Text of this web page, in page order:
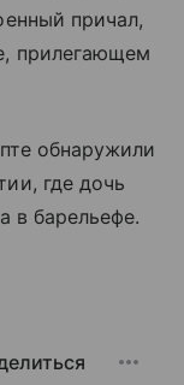
причал,
прилегающем
обнаружили
где дочь
в барельефе.